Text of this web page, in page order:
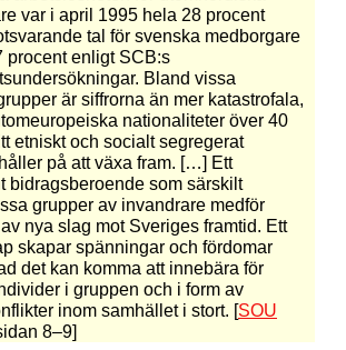
var i april 1995 hela 28 procent
tal för svenska medborgare
procent enligt SCB:s
Bland vissa
är siffrorna än mer katastrofala,
nationaliteter över 40
etniskt och socialt segregerat
på att växa fram. […] Ett
bidragsberoende som särskilt
grupper av invandrare medför
nya slag mot Sveriges framtid. Ett
skapar spänningar och fördomar
det kan komma att innebära för
i gruppen och i form av
inom samhället i stort. [SOU
8–9]